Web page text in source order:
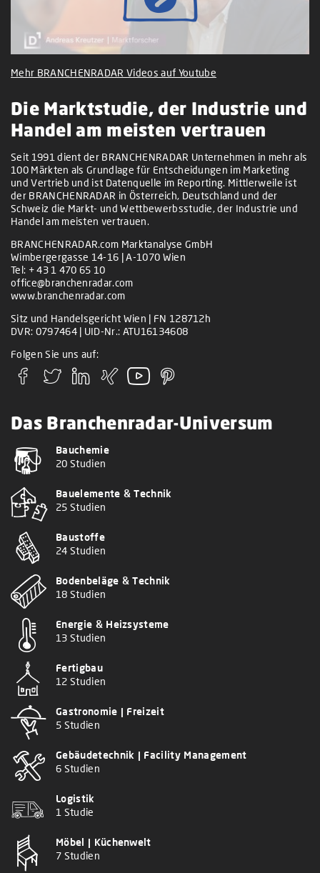
Mehr BRANCHENRADAR Videos auf Youtube
Die Marktstudie, der Industrie und
Handel am meisten vertrauen
Seit 1991 dient der BRANCHENRADAR Unternehmen in mehr als
100 Märkten als Grundlage für Entscheidungen im Marketing
und Vertrieb und ist Datenquelle im Reporting. Mittlerweile ist
der BRANCHENRADAR in Österreich, Deutschland und der
Schweiz die Markt- und Wettbewerbsstudie, der Industrie und
Handel am meisten vertrauen.
BRANCHENRADAR.com Marktanalyse GmbH
Wimbergergasse 14-16 | A-1070 Wien
Tel: + 43 1 470 65 10
office@branchenradar.com
www.branchenradar.com
Sitz und Handelsgericht Wien | FN 128712h
DVR: 0797464 | UID-Nr.: ATU16134608
Folgen Sie uns auf:
Das Branchenradar-Universum
Bauchemie
20 Studien
Bauelemente & Technik
25 Studien
Baustoffe
24 Studien
Bodenbeläge & Technik
18 Studien
Energie & Heizsysteme
13 Studien
Fertigbau
12 Studien
Gastronomie | Freizeit
5 Studien
Gebäudetechnik | Facility Management
6 Studien
Logistik
1 Studie
Möbel | Küchenwelt
7 Studien